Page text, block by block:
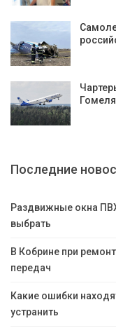
Гомеля
Последние
Раздвижные окна
выбрать
В Кобрине при
передач
Какие ошибки
устранить